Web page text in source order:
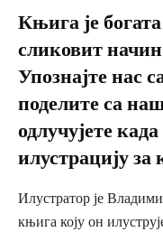
Књига је
сликовит
Упознајте нас
поделите са
одлучујете
илустрацију за
Илустратор је
књига коју он